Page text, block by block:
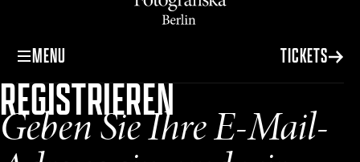
MENU TICKETS
REGISTRIEREN
Geben Sie Ihre E-Mail-